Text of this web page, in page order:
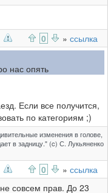
0 » ссылка
нас опять
Если все получится,
по категориям ;)
изменения в голове,
в задницу." (c) С. Лукьяненко
0 » ссылка
совсем прав. До 23